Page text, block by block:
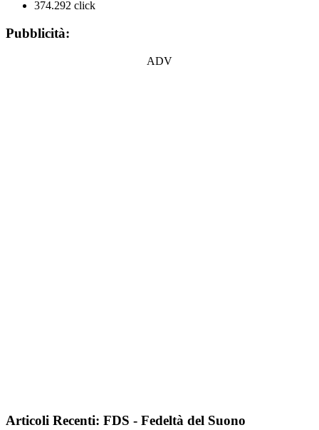
374.292 click
Pubblicità:
ADV
Articoli Recenti: FDS - Fedeltà del Suono